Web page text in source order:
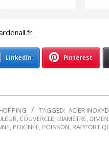
LinkedIn Pinterest
TAGGED: ACIER
, COUVERCLE, DIAMÈTRE,
, POIGNÉE, POISSON, RAPPORT